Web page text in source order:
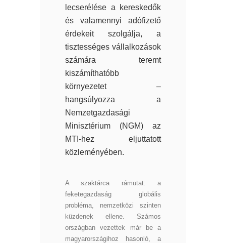
lecserélése a kereskedők
és valamennyi adófizető
érdekeit szolgálja, a
tisztességes vállalkozások
számára teremt
kiszámíthatóbb
környezetet –
hangsúlyozza a
Nemzetgazdasági
Minisztérium (NGM) az
MTI-hez eljuttatott
közleményében.
A szaktárca rámutat: a
feketegazdaság globális
probléma, nemzetközi szinten
küzdenek ellene. Számos
országban vezettek már be a
magyarországihoz hasonló, a